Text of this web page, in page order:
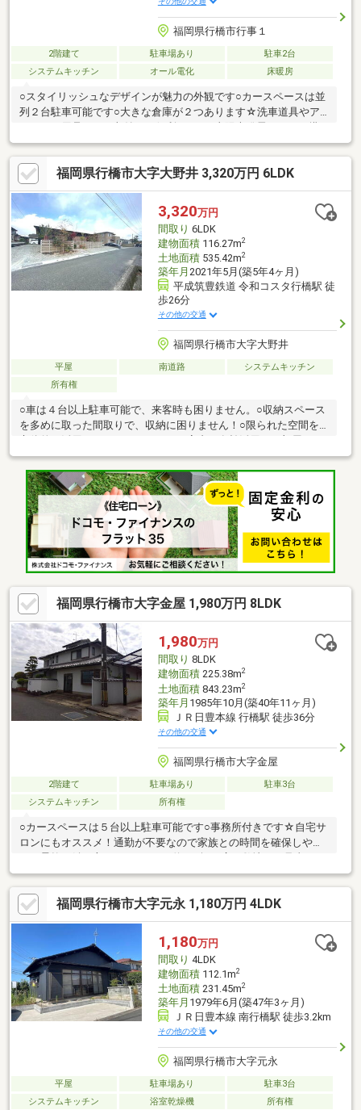
福岡県行橋市行事１
2階建て 駐車場あり
駐車2台
システムキッチン
オール電化 床暖房
○スタイリッシュなデザインが魅力の外観です○カースペースは並
列２台駐車可能です○大きな倉庫が２つあります☆洗車道具やア
載のオール電化住宅○ウォークインクローゼット２か所付きで安
心の収納力です○キッチンや洗面所、浴室が直線状に集約された
効率的な家事動線です○閑静な住宅街にある落ち着いた住環境で
す【当社自慢のワンストップサービス】・当社在籍スタッフはリ
フォーム、ローンに関するエキスパート！・物件購入+リフォー
ム費用もまとめてお見積り♪・住み替え先を探しながら、ご自宅の
売却が並行して行えます！・もちろん査定も無料です♪
福岡県行橋市大字大野井 3,320万円 6LDK
3,320万円
間取り 6LDK
建物面積116.27m2
土地面積535.42m2
築年月 2021年5月(築5年4ヶ月)
平成筑豊鉄道 令和コスタ行橋駅 徒
歩26分
その他の交通
福岡県行橋市大字大野井
平屋 南道路
システムキッチン
所有権
○車は４台以上駐車可能で、来客時も困りません。○収納スペース
を多めに取った間取りで、収納に困りません！○限られた空間を
っております。○ゆったりと洗濯物を干すことができるランドリ
ースペースもあり、花粉や黄砂に悩まされません！！【当社自慢
のワンストップサービス】・当社在籍スタッフはリフォーム、ロ
ーンに関するエキスパート！・物件購入+リフォーム費用もまと
めてお見積り♪・住み替え先を探しながら、ご自宅の売却が並行し
て行えます！・もちろん査定も無料です♪
福岡県行橋市大字金屋 1,980万円 8LDK
1,980万円
間取り 8LDK
建物面積225.38m2
土地面積843.23m2
築年月 1985年10月(築40年11ヶ月)
ＪＲ日豊本線 行橋駅 徒歩36分
その他の交通
福岡県行橋市大字金屋
2階建て 駐車場あり
駐車3台
システムキッチン
所有権
○カースペースは５台以上駐車可能です○事務所付きです☆自宅サ
ロンにもオススメ！通勤が不要なので家族との時間を確保しやす
本庭園があります！一見の価値ありですよ○キッチンは背面タイ
プです☆お部屋のレイアウトを自由に楽しめますね○８LDKと嬉し
い部屋数です☆ご家族それぞれに自室が可能です○閑静な住宅街
にある落ち着いた住環境です
福岡県行橋市大字元永 1,180万円 4LDK
1,180万円
間取り 4LDK
建物面積112.1m2
土地面積231.45m2
築年月 1979年6月(築47年3ヶ月)
ＪＲ日豊本線 南行橋駅 徒歩3.2km
その他の交通
福岡県行橋市大字元永
平屋 駐車場あり
駐車3台
システムキッチン
浴室乾燥機 所有権